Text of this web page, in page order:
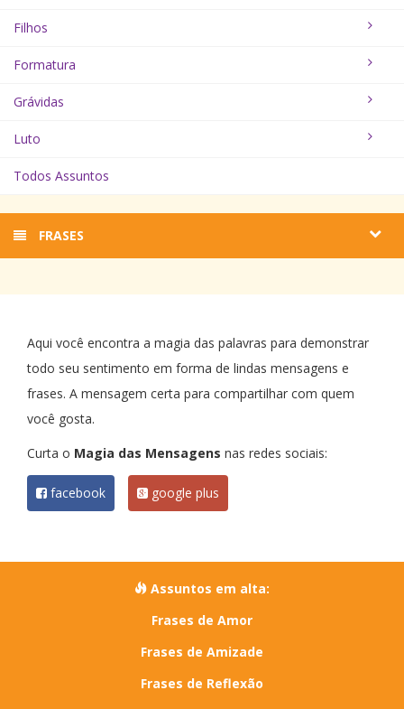
Filhos
Formatura
Grávidas
Luto
Todos Assuntos
FRASES
Aqui você encontra a magia das palavras para demonstrar
todo seu sentimento em forma de lindas mensagens e
frases. A mensagem certa para compartilhar com quem
você gosta.
Curta o Magia das Mensagens nas redes sociais:
facebook google plus
Assuntos em alta:
Frases de Amor
Frases de Amizade
Frases de Reflexão